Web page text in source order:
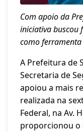
Com apoio da
iniciativa buscou
como
A Prefeitura de
Secretaria de
apoiou a mais
realizada na
Federal, na Av.
proporcionou o